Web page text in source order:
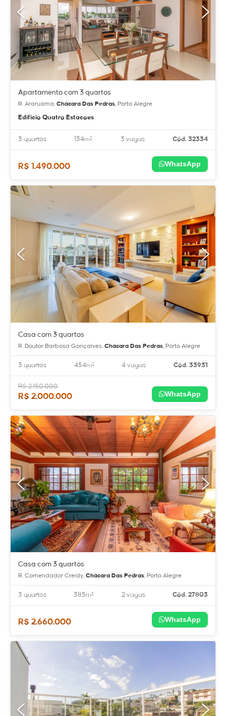
Apartamento com 3 quartos
R. Araruama, Chácara Das Pedras, Porto Alegre
Edificio Quatro Estacoes
3 quartos 134m² 3 vagas Cód. 32334
R$ 1.490.000 WhatsApp
Casa com 3 quartos
R. Doutor Barbosa Gonçalves, Chácara Das Pedras , Porto Alegre
3 quartos 454m² 4 vagas Cód. 33931
R$ 2.150.000
R$ 2.000.000 WhatsApp
Casa com 3 quartos
R. Comendador Creidy, Chácara Das Pedras, Porto Alegre
3 quartos 385m² 2 vagas Cód. 27803
R$ 2.660.000 WhatsApp